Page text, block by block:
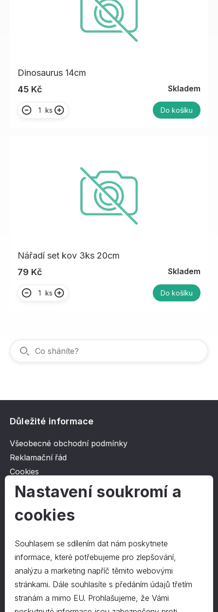
Dinosaurus 14cm
45 Kč
Skladem
ks Do košíku
Nářadí set kov 3ks 20cm
79 Kč
Skladem
ks Do košíku
Důležité informace
Všeobecné obchodní podmínky
Reklamační řád
Cookies
Ochrana osobních údajů
O společnosti
Kontakt
O nás
Kontakty
Nastavení soukromí a
cookies
Souhlasem se sdílením dat nám poskytnete
informace, které potřebujeme pro zlepšování,
analýzu a marketing napříč těmito webovými
stránkami. Dále souhlasíte s předáním údajů třetím
stranám a mimo EU. Prohlašujeme, že Vámi